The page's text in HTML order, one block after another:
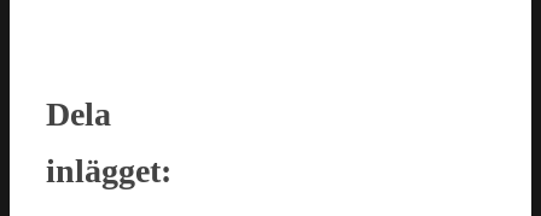
Dela
inlägget: